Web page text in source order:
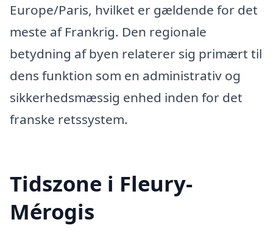
Europe/Paris, hvilket er gældende for det
meste af Frankrig. Den regionale
betydning af byen relaterer sig primært til
dens funktion som en administrativ og
sikkerhedsmæssig enhed inden for det
franske retssystem.
Tidszone i Fleury-
Mérogis